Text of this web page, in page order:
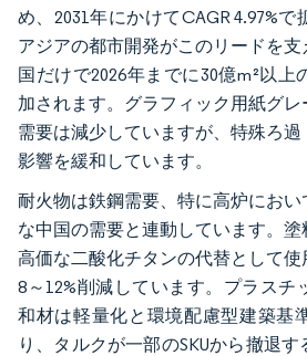
め、2031年にかけてCAGR 4.97%で
アジアの都市開発がこのリードを
国だけで2026年までに30億m²以上
加されます。グラフィック用紙グ
需要は減少していますが、特殊ろ
影響を緩和しています。
耐火物は鉄鋼需要、特に高炉にお
な中国の需要と連動しています。
高価な二酸化チタンの代替として
8～12%削減しています。プラスチ
和材は軽量化と環境配慮型建築基
り、タルクが一部のSKUから撤退